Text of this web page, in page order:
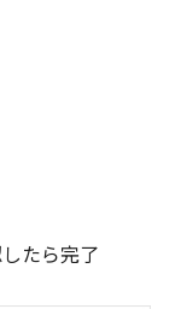
たら完了